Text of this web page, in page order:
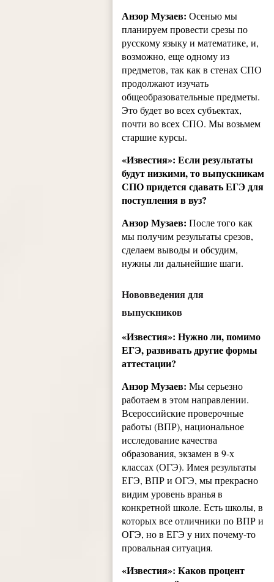
Анзор Музаев:Осенью мы
планируем провести срезы по
русскому языку и математике, и,
возможно, еще одному из
предметов, так как в стенах СПО
продолжают изучать
общеобразовательные предметы.
Это будет во всех субъектах,
почти во всех СПО. Мы возьмем
старшие курсы.
«Известия»: Если результаты
будут низкими, то выпускникам
СПО придется сдавать ЕГЭ для
поступления в вуз?
Анзор Музаев:После того как
мы получим результаты срезов,
сделаем выводы и обсудим,
нужны ли дальнейшие шаги.
Нововведения для
выпускников
«Известия»: Нужно ли, помимо
ЕГЭ, развивать другие формы
аттестации?
Анзор Музаев:Мы серьезно
работаем в этом направлении.
Всероссийские проверочные
работы (ВПР), национальное
исследование качества
образования, экзамен в 9-х
классах (ОГЭ). Имея результаты
ЕГЭ, ВПР и ОГЭ, мы прекрасно
видим уровень вранья в
конкретной школе. Есть школы, в
которых все отличники по ВПР и
ОГЭ, но в ЕГЭ у них почему-то
провальная ситуация.
«Известия»: Каков процент